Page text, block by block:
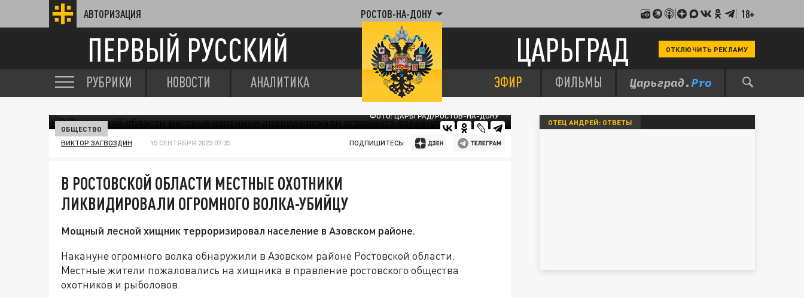
АВТОРИЗАЦИЯ РОСТОВ-НА-ДОНУ 18+
ПЕРВЫЙ РУССКИЙ ЦАРЬГРАД ОТКЛЮЧИТЬ РЕКЛАМУ
РУБРИКИ НОВОСТИ АНАЛИТИКА ЭФИР ФИЛЬМЫ
ФОТО: ЦАРЬГРАД/РОСТОВ-НА-ДОНУ
ОБЩЕСТВО
ВИКТОР ЗАГВОЗДИН 15 СЕНТЯБРЯ 2023 07:35 ПОДПИШИТЕСЬ:
В РОСТОВСКОЙ ОБЛАСТИ МЕСТНЫЕ ОХОТНИКИ
ЛИКВИДИРОВАЛИ ОГРОМНОГО ВОЛКА-УБИЙЦУ
Мощный лесной хищник терроризировал население в Азовском районе.
Накануне огромного волка обнаружили в Азовском районе Ростовской области.
Местные жители пожаловались на хищника в правление ростовского общества
охотников и рыболовов.
ОТЕЦ АНДРЕЙ: ОТВЕТЫ